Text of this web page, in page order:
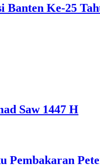
Banten Ke-25
Saw 1447 H
Pembakaran